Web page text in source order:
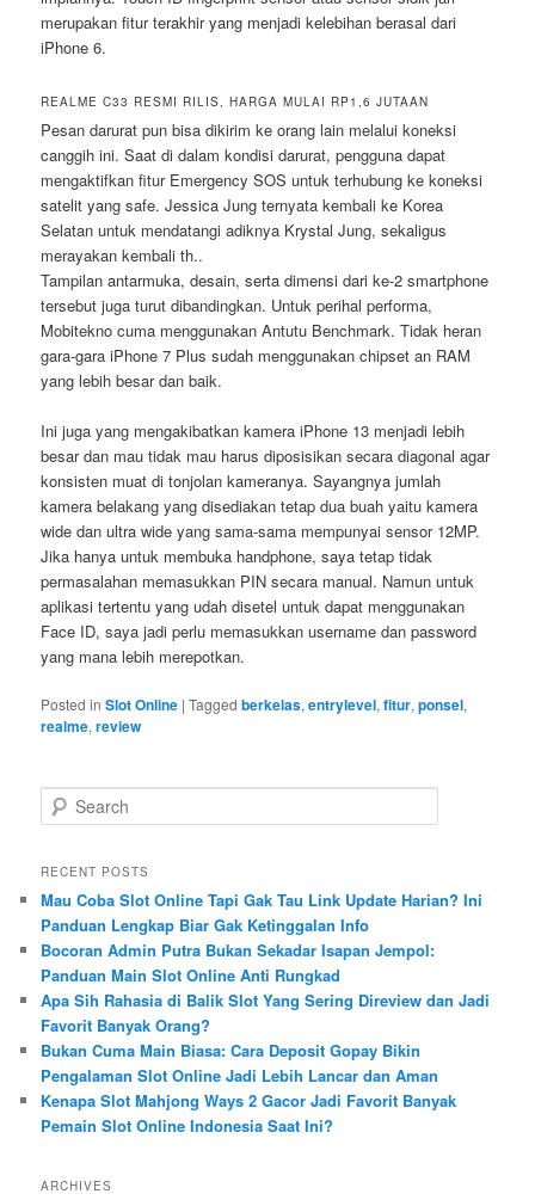
merupakan fitur terakhir yang menjadi kelebihan berasal dari
iPhone 6.
REALME C33 RESMI RILIS, HARGA MULAI RP1,6 JUTAAN
Pesan darurat pun bisa dikirim ke orang lain melalui koneksi
canggih ini. Saat di dalam kondisi darurat, pengguna dapat
mengaktifkan fitur Emergency SOS untuk terhubung ke koneksi
satelit yang safe. Jessica Jung ternyata kembali ke Korea
Selatan untuk mendatangi adiknya Krystal Jung, sekaligus
merayakan kembali th..
Tampilan antarmuka, desain, serta dimensi dari ke-2 smartphone
tersebut juga turut dibandingkan. Untuk perihal performa,
Mobitekno cuma menggunakan Antutu Benchmark. Tidak heran
gara-gara iPhone 7 Plus sudah menggunakan chipset an RAM
yang lebih besar dan baik.
Ini juga yang mengakibatkan kamera iPhone 13 menjadi lebih
besar dan mau tidak mau harus diposisikan secara diagonal agar
konsisten muat di tonjolan kameranya. Sayangnya jumlah
kamera belakang yang disediakan tetap dua buah yaitu kamera
wide dan ultra wide yang sama-sama mempunyai sensor 12MP.
Jika hanya untuk membuka handphone, saya tetap tidak
permasalahan memasukkan PIN secara manual. Namun untuk
aplikasi tertentu yang udah disetel untuk dapat menggunakan
Face ID, saya jadi perlu memasukkan username dan password
yang mana lebih merepotkan.
Posted in Slot Online |Tagged berkelas,entrylevel,fitur,ponsel,
realme,review
e
r
h
RECENT POSTS
Mau Coba Slot Online Tapi Gak Tau Link Update Harian? Ini
Panduan Lengkap Biar Gak Ketinggalan Info
Bocoran Admin Putra Bukan Sekadar Isapan Jempol:
Panduan Main Slot Online Anti Rungkad
Apa Sih Rahasia di Balik Slot Yang Sering Direview dan Jadi
Favorit Banyak Orang?
Bukan Cuma Main Biasa: Cara Deposit Gopay Bikin
Pengalaman Slot Online Jadi Lebih Lancar dan Aman
Kenapa Slot Mahjong Ways 2 Gacor Jadi Favorit Banyak
Pemain Slot Online Indonesia Saat Ini?
ARCHIVES